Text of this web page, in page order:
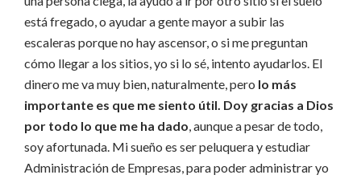
está fregado, o ayudar a gente mayor a subir las
escaleras porque no hay ascensor, o si me preguntan
cómo llegar a los sitios, yo si lo sé, intento ayudarlos. El
dinero me va muy bien, naturalmente, pero lo más
importante es que me siento útil. Doy gracias a Dios
por todo lo que me ha dado, aunque a pesar de todo,
soy afortunada. Mi sueño es ser peluquera y estudiar
Administración de Empresas, para poder administrar yo